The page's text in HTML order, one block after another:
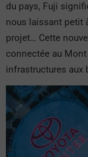
du pays, Fuji
nous laissant petit
projet… Cette
connectée au
infrastructures aux